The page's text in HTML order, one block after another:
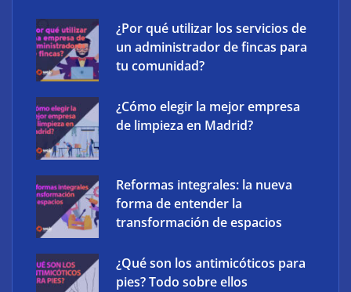
The Factory School explica por qué aprender
herramientas de IA ya no es suficiente para los
profesionales de la arquitectura
¿Por qué utilizar los servicios de
un administrador de fincas para
tu comunidad?
¿Cómo elegir la mejor empresa
de limpieza en Madrid?
Reformas integrales: la nueva
forma de entender la
transformación de espacios
¿Qué son los antimicóticos para
pies? Todo sobre ellos